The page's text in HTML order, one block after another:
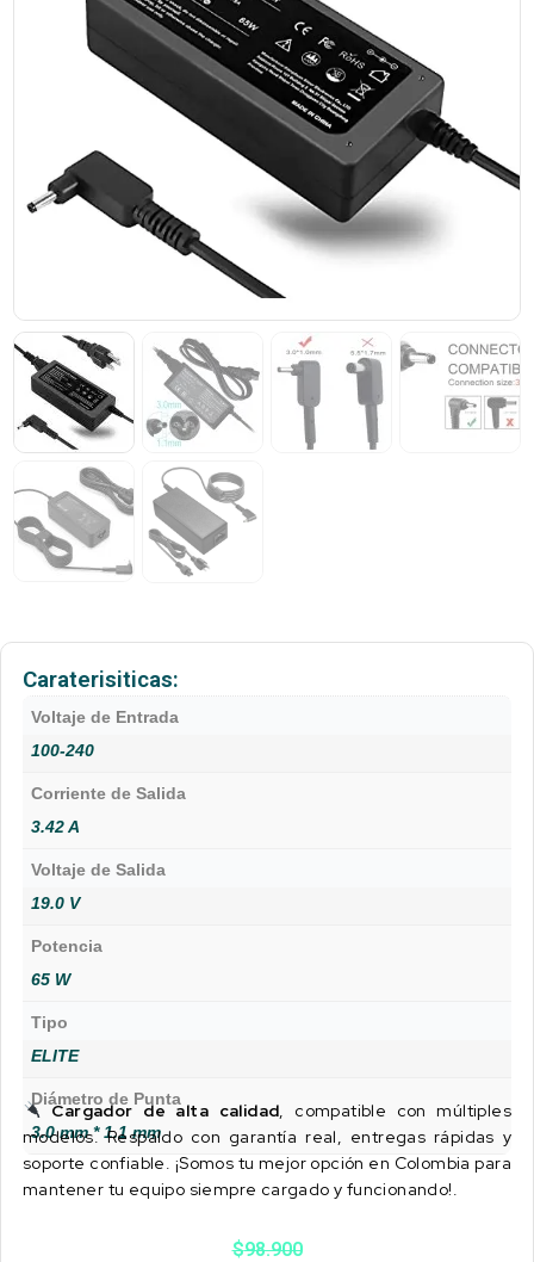
Caraterisiticas:
Voltaje de Entrada
100-240
Corriente de Salida
3.42 A
Voltaje de Salida
19.0 V
Potencia
65 W
Tipo
ELITE
Diámetro de Punta
3.0 mm * 1.1 mm
Cargador de alta calidad , compatible con múltiples
modelos. Respaldo con garantía real, entregas rápidas y
soporte confiable. ¡Somos tu mejor opción en Colombia para
mantener tu equipo siempre cargado y funcionando!.
$98.900